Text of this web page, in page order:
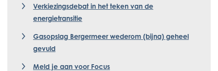
Verkiezingsdebat in het teken van de
energietransitie
Gasopslag Bergermeer wederom (bijna) geheel
gevuld
Meld je aan voor Focus